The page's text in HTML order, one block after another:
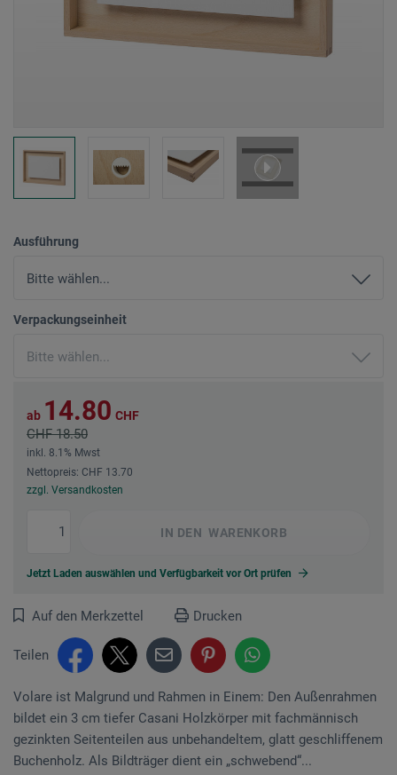
Ausführung
Verpackungseinheit
ab 14.80 CHF
CHF 18.50
inkl. 8.1% Mwst
Nettopreis: CHF 13.70
zzgl. Versandkosten
IN DEN WARENKORB
Jetzt Laden auswählen und Verfügbarkeit vor Ort prüfen
Auf den Merkzettel Drucken
Teilen
Volare ist Malgrund und Rahmen in Einem: Den Außenrahmen
bildet ein 3 cm tiefer Casani Holzkörper mit fachmännisch
gezinkten Seitenteilen aus unbehandeltem, glatt geschliffenem
Buchenholz. Als Bildträger dient ein „schwebend“...